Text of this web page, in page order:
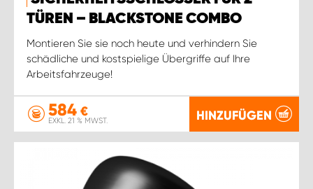
TÜREN – BLACKSTONE COMBO
Montieren Sie sie noch heute und verhindern Sie
schädliche und kostspielige Übergriffe auf Ihre
Arbeitsfahrzeuge!
584 €
EXKL. 21 % MWST. HINZUFÜGEN